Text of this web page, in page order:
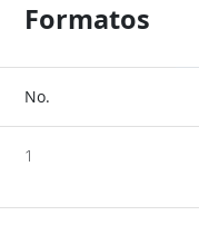
Formatos
No.
1